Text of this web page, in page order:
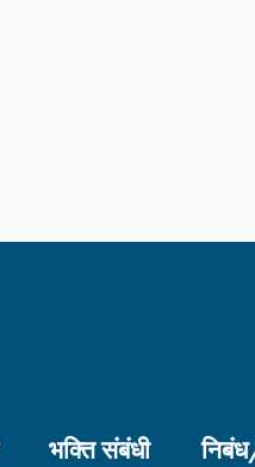
भक्ति संबंधी